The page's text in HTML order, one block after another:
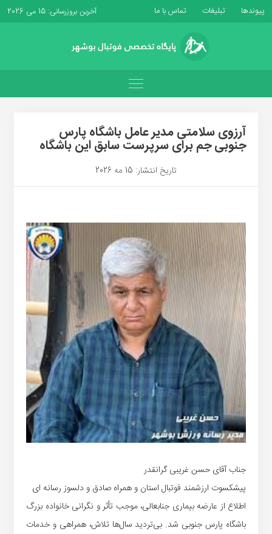
پیوندها تبلیغات تماس با ما آخرین بروزرسانی: 15 می 2026
آرزوی سلامتی مدیر عامل باشگاه پارس
جنوبی جم برای سرپرست سابق این باشگاه
تاریخ انتشار: 15 مه 2026
جناب آقای حسن غریبی گرانقدر
پیشکسوت ارزشمند فوتبال استان و همراه صادق و دلسوز رسانه ای
اطلاع از عارضه بیماری جنابعالی، موجب تأثر و نگرانی خانواده بزرگ
باشگاه پارس جنوبی شد. بی‌تردید سال‌ها تلاش، همراهی و خدمات